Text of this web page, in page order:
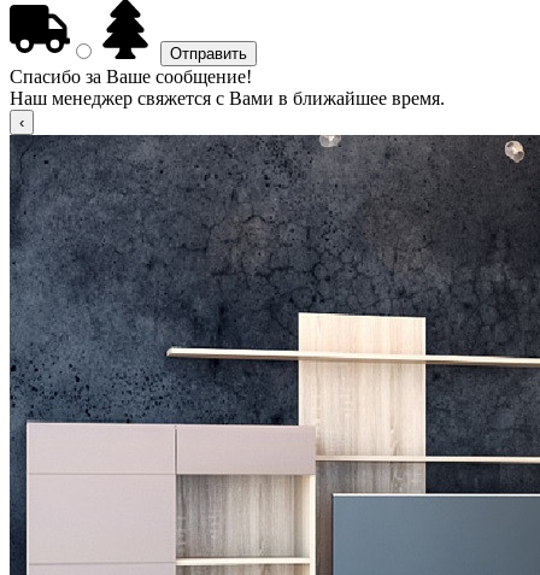
Спасибо за Ваше сообщение!
Наш менеджер свяжется с Вами в ближайшее время.